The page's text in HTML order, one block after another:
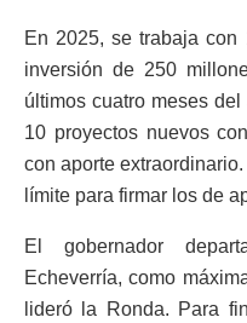
En 2025, se trabaja con
inversión de 250
últimos cuatro meses
10 proyectos nuevos
con aporte
límite para firmar los de
El gobernador
Echeverría, como
lideró la Ronda. Para